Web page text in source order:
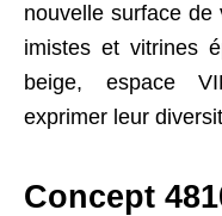
nouvelle surface
imistes et vitrines
beige, espace
exprimer leur
Concept